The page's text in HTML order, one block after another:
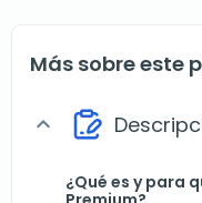
Más sobre este
expand_more
¿Qué es y para